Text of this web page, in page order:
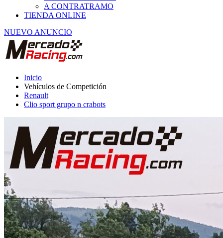
TIENDA ONLINE
NUEVO ANUNCIO
Vehículos de Competición
Renault
Clio sport grupo n crabots